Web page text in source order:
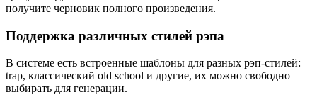
получите черновик полного произведения.
Поддержка различных стилей рэпа
В системе есть встроенные шаблоны для разных рэп-стилей:
trap, классический old school и другие, их можно свободно
выбирать для генерации.